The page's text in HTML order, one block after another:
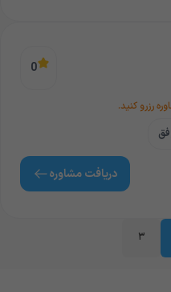
0
رزرو کنید.
دریافت‌ مشاوره
۳